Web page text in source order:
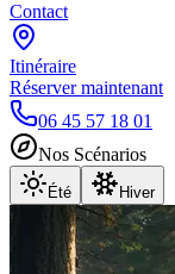
Contact
Itinéraire
Réserver maintenant
06 45 57 18 01
Nos Scénarios
Été Hiver